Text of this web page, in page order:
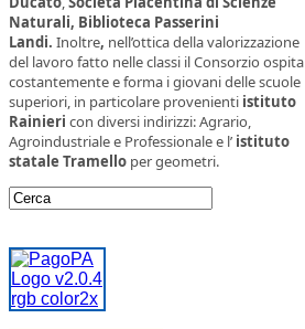
Naturali, Biblioteca Passerini
Landi. Inoltre, nell’ottica della valorizzazione
del lavoro fatto nelle classi il Consorzio ospita
costantemente e forma i giovani delle scuole
superiori, in particolare provenienti istituto
Rainieri con diversi indirizzi: Agrario,
Agroindustriale e Professionale e l’ istituto
statale Tramello per geometri.